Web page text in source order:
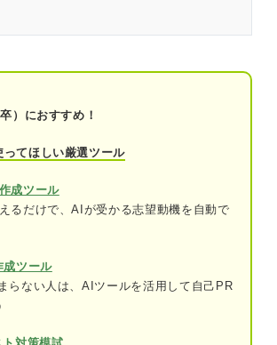
③自分の価値観と企業理念を結びつける
④共通の価値観を活かしてどう貢献できる
念の志望動機の伝え方
②根拠となるエピソード
）におすすめ！
ってほしい厳選ツール
成ツール
るだけで、AIが受かる志望動機を自動で
成ツール
らない人は、AIツールを活用して自己PR